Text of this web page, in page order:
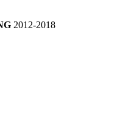
2012-2018